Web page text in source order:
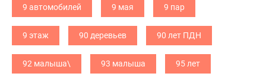
9 автомобилей 9 мая 9 пар
9 этаж 90 деревьев 90 лет ПДН
92 малыша\ 93 малыша 95 лет